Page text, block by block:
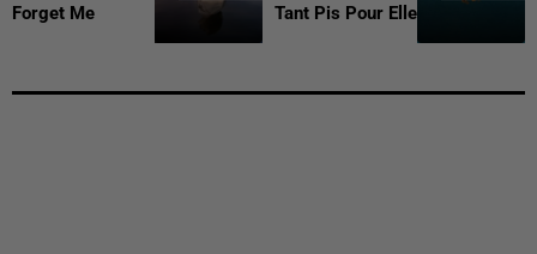
Forget Me Tant Pis Pour Elle